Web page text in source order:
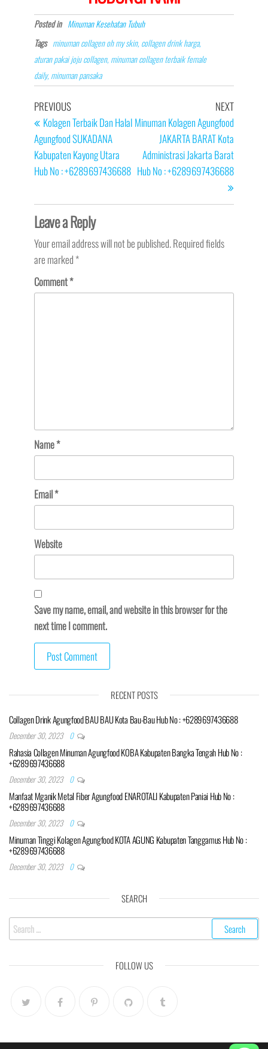
Posted in Minuman Kesehatan Tubuh
Tags minuman collagen oh my skin, collagen drink harga,
aturan pakai joju collagen, minuman collagen terbaik female
daily, minuman pansaka
Post
navigation
Previous
Post
PREVIOUS
Kolagen Terbaik Dan Halal
Agungfood SUKADANA
Kabupaten Kayong Utara
Hub No : +6289697436688
Next
NEXT
Minuman Kolagen Agungfood
JAKARTA BARAT Kota
Administrasi Jakarta Barat
Hub No : +6289697436688
Leave a Reply
Your email address will not be published.Required fields
are marked*
Comment*
Name*
Email*
Website
Save my name, email, and website in this browser for the
next time I comment.
RECENT POSTS
Collagen Drink Agungfood BAU BAU Kota Bau-Bau Hub No : +6289697436688
December 30, 2023 0
Rahasia Collagen Minuman Agungfood KOBA Kabupaten Bangka Tengah Hub No :
+6289697436688
December 30, 2023 0
Manfaat Mganik Metal Fiber Agungfood ENAROTALI Kabupaten Paniai Hub No :
+6289697436688
December 30, 2023 0
Minuman Tinggi Kolagen Agungfood KOTA AGUNG Kabupaten Tanggamus Hub No :
+6289697436688
December 30, 2023 0
SEARCH
Search
for:
FOLLOW US